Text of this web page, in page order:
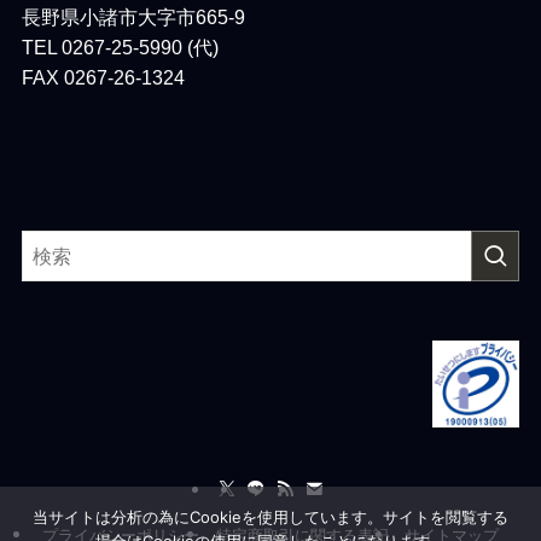
長野県小諸市大字市665-9
TEL 0267-25-5990 (代)
FAX 0267-26-1324
プライバシーポリシー 特定商取引に関する表記 サイトマップ
当サイトは分析の為にCookieを使用しています。サイトを閲覧する